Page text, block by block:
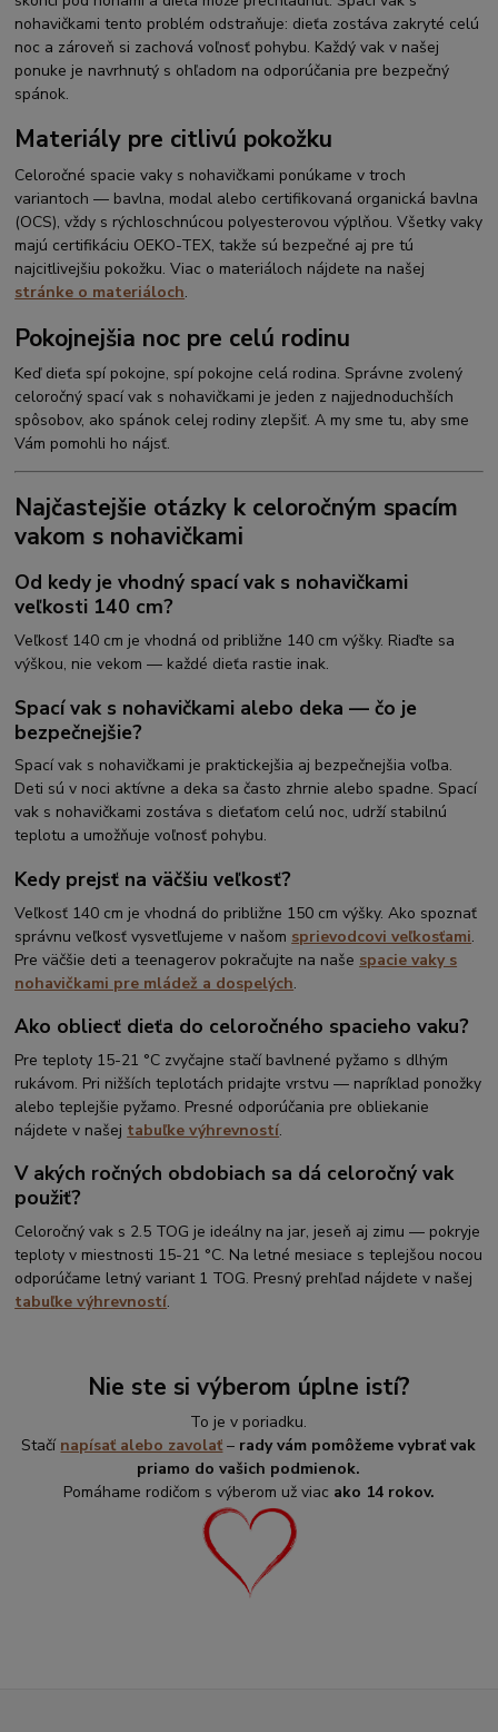
nohavičkami tento problém odstraňuje: dieťa zostáva zakryté celú
noc a zároveň si zachová voľnosť pohybu. Každý vak v našej
ponuke je navrhnutý s ohľadom na odporúčania pre bezpečný
spánok.
Materiály pre citlivú pokožku
Celoročné spacie vaky s nohavičkami ponúkame v troch
variantoch — bavlna, modal alebo certifikovaná organická bavlna
(OCS), vždy s rýchloschnúcou polyesterovou výplňou. Všetky vaky
majú certifikáciu OEKO-TEX, takže sú bezpečné aj pre tú
najcitlivejšiu pokožku. Viac o materiáloch nájdete na našej
stránke o materiáloch.
Pokojnejšia noc pre celú rodinu
Keď dieťa spí pokojne, spí pokojne celá rodina. Správne zvolený
celoročný spací vak s nohavičkami je jeden z najjednoduchších
spôsobov, ako spánok celej rodiny zlepšiť. A my sme tu, aby sme
Vám pomohli ho nájsť.
Najčastejšie otázky k celoročným spacím
vakom s nohavičkami
Od kedy je vhodný spací vak s nohavičkami
veľkosti 140 cm?
Veľkosť 140 cm je vhodná od približne 140 cm výšky. Riaďte sa
výškou, nie vekom — každé dieťa rastie inak.
Spací vak s nohavičkami alebo deka — čo je
bezpečnejšie?
Spací vak s nohavičkami je praktickejšia aj bezpečnejšia voľba.
Deti sú v noci aktívne a deka sa často zhrnie alebo spadne. Spací
vak s nohavičkami zostáva s dieťaťom celú noc, udrží stabilnú
teplotu a umožňuje voľnosť pohybu.
Kedy prejsť na väčšiu veľkosť?
Veľkosť 140 cm je vhodná do približne 150 cm výšky. Ako spoznať
správnu veľkosť vysvetľujeme v našom sprievodcovi veľkosťami.
Pre väčšie deti a teenagerov pokračujte na naše spacie vaky s
nohavičkami pre mládež a dospelých.
Ako obliecť dieťa do celoročného spacieho vaku?
Pre teploty 15-21 °C zvyčajne stačí bavlnené pyžamo s dlhým
rukávom. Pri nižších teplotách pridajte vrstvu — napríklad ponožky
alebo teplejšie pyžamo. Presné odporúčania pre obliekanie
nájdete v našej tabuľke výhrevností.
V akých ročných obdobiach sa dá celoročný vak
použiť?
Celoročný vak s 2.5 TOG je ideálny na jar, jeseň aj zimu — pokryje
teploty v miestnosti 15-21 °C. Na letné mesiace s teplejšou nocou
odporúčame letný variant 1 TOG. Presný prehľad nájdete v našej
tabuľke výhrevností.
Nie ste si výberom úplne istí?
To je v poriadku.
Stačí napísať alebo zavolať– rady vám pomôžeme vybrať vak
priamo do vašich podmienok.
Pomáhame rodičom s výberom už viac ako 14 rokov.